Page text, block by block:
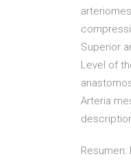
Superior
Level of
Arteria